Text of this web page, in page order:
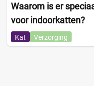
Waarom is er
voor indoorkatten?
Kat Verzorging